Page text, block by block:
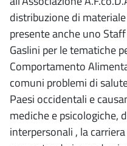
distribuzione di
presente anche uno
Gaslini per le tematiche
Comportamento
comuni problemi di
Paesi occidentali e
mediche e psicologiche,
interpersonali , la